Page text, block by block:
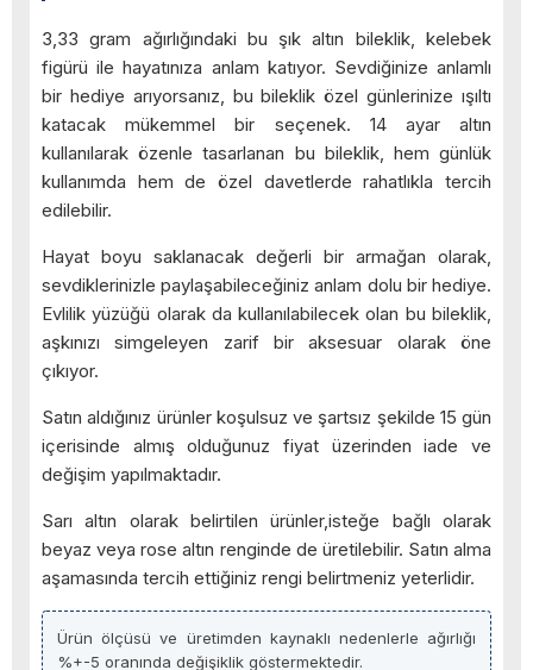
3,33 gram ağırlığındaki bu şık altın bileklik, kelebek
figürü ile hayatınıza anlam katıyor. Sevdiğinize anlamlı
bir hediye arıyorsanız, bu bileklik özel günlerinize ışıltı
katacak mükemmel bir seçenek. 14 ayar altın
kullanılarak özenle tasarlanan bu bileklik, hem günlük
kullanımda hem de özel davetlerde rahatlıkla tercih
edilebilir.
Hayat boyu saklanacak değerli bir armağan olarak,
sevdiklerinizle paylaşabileceğiniz anlam dolu bir hediye.
Evlilik yüzüğü olarak da kullanılabilecek olan bu bileklik,
aşkınızı simgeleyen zarif bir aksesuar olarak öne
çıkıyor.
Satın aldığınız ürünler koşulsuz ve şartsız şekilde 15 gün
içerisinde almış olduğunuz fiyat üzerinden iade ve
değişim yapılmaktadır.
Sarı altın olarak belirtilen ürünler,isteğe bağlı olarak
beyaz veya rose altın renginde de üretilebilir. Satın alma
aşamasında tercih ettiğiniz rengi belirtmeniz yeterlidir.
Ürün ölçüsü ve üretimden kaynaklı nedenlerle ağırlığı
%+-5 oranında değişiklik göstermektedir.